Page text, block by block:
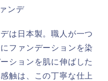
ンデ
は日本製。職人が一つ
ファンデーションを染
ションを肌に伸ばした
触は、この丁寧な仕上